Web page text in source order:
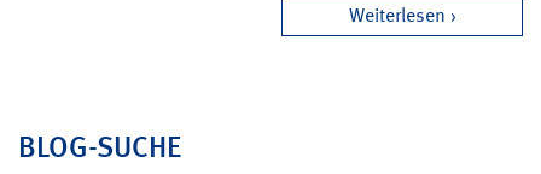
Weiterlesen
BLOG-SUCHE